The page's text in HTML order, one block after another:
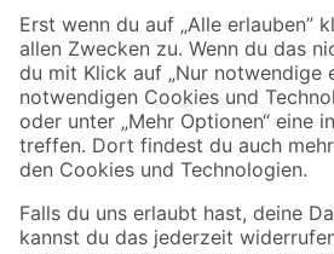
Sicher einkaufen
Jetzt die toom-App herunterladen
Alle Preisangaben in EUR inkl. gesetzl. MwSt.. Die